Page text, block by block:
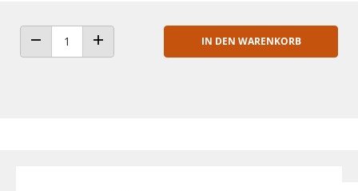
ANZAHL VERRINGERNANZAHL ERHÖHEN
IN DEN WARENKORB